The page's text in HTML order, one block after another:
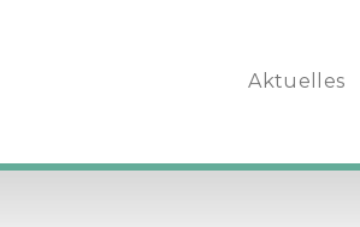
Aktuelles